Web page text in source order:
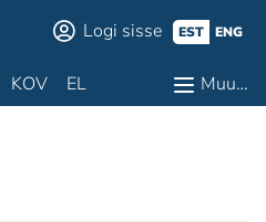
Logi sisse EST ENG
KOV EL Muu…